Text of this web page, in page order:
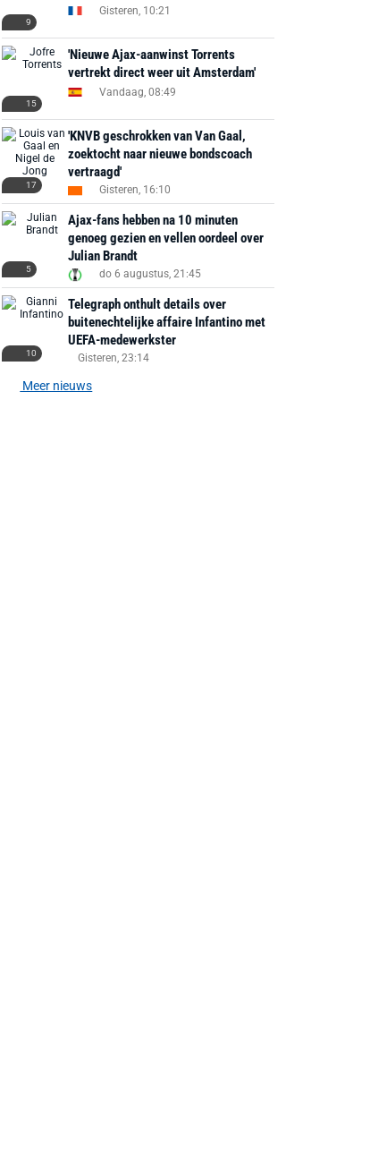
Bekijk deal Bekijk deal
9
Gisteren, 10:21
15
'Nieuwe Ajax-aanwinst Torrents
vertrekt direct weer uit Amsterdam'
Vandaag, 08:49
17
'KNVB geschrokken van Van Gaal,
zoektocht naar nieuwe bondscoach
vertraagd'
Gisteren, 16:10
5
Ajax-fans hebben na 10 minuten
genoeg gezien en vellen oordeel over
Julian Brandt
do 6 augustus, 21:45
10
Telegraph onthult details over
buitenechtelijke affaire Infantino met
UEFA-medewerkster
Gisteren, 23:14
Meer nieuws